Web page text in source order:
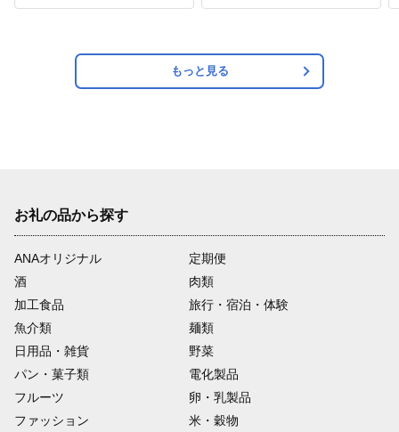
蜜 みつ ミツ 人気 稀少
ント 贈り物 仕送り 家庭
用 自宅用 常温発送 調味
料 隠し味 おすすめ
もっと見る
お礼の品から探す
ANAオリジナル
定期便
酒
肉類
加工食品
旅行・宿泊・体験
魚介類
麺類
日用品・雑貨
野菜
パン・菓子類
電化製品
フルーツ
卵・乳製品
ファッション
米・穀物